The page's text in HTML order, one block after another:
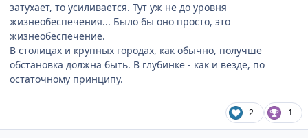
затухает, то усиливается. Тут уж не до уровня
жизнеобеспечения... Было бы оно просто, это
жизнеобеспечение.
В столицах и крупных городах, как обычно, получше
обстановка должна быть. В глубинке - как и везде, по
остаточному принципу.
2 1